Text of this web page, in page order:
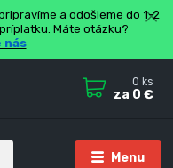
a odošleme do 1-2
Máte otázku?
Menu
0 ks
za 0 €